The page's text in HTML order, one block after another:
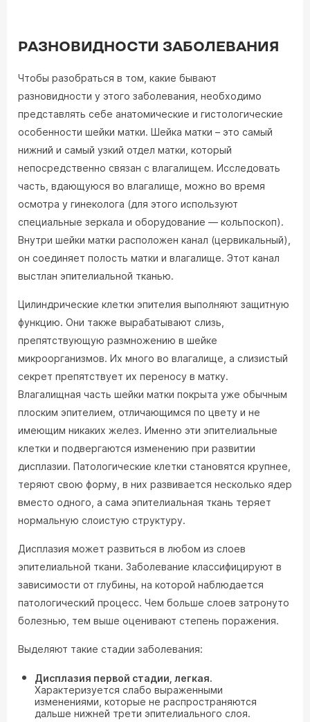
РАЗНОВИДНОСТИ ЗАБОЛЕВАНИЯ
Чтобы разобраться в том, какие бывают
разновидности у этого заболевания, необходимо
представлять себе анатомические и гистологические
особенности шейки матки. Шейка матки – это самый
нижний и самый узкий отдел матки, который
непосредственно связан с влагалищем. Исследовать
часть, вдающуюся во влагалище, можно во время
осмотра у гинеколога (для этого используют
специальные зеркала и оборудование — кольпоскоп).
Внутри шейки матки расположен канал (цервикальный),
он соединяет полость матки и влагалище. Этот канал
выстлан эпителиальной тканью.
Цилиндрические клетки эпителия выполняют защитную
функцию. Они также вырабатывают слизь,
препятствующую размножению в шейке
микроорганизмов. Их много во влагалище, а слизистый
секрет препятствует их переносу в матку.
Влагалищная часть шейки матки покрыта уже обычным
плоским эпителием, отличающимся по цвету и не
имеющим никаких желез. Именно эти эпителиальные
клетки и подвергаются изменению при развитии
дисплазии. Патологические клетки становятся крупнее,
теряют свою форму, в них развивается несколько ядер
вместо одного, а сама эпителиальная ткань теряет
нормальную слоистую структуру.
Дисплазия может развиться в любом из слоев
эпителиальной ткани. Заболевание классифицируют в
зависимости от глубины, на которой наблюдается
патологический процесс. Чем больше слоев затронуто
болезнью, тем выше оценивают степень поражения.
Выделяют такие стадии заболевания:
Дисплазия первой стадии, легкая.
Характеризуется слабо выраженными
изменениями, которые не распространяются
дальше нижней трети эпителиального слоя.